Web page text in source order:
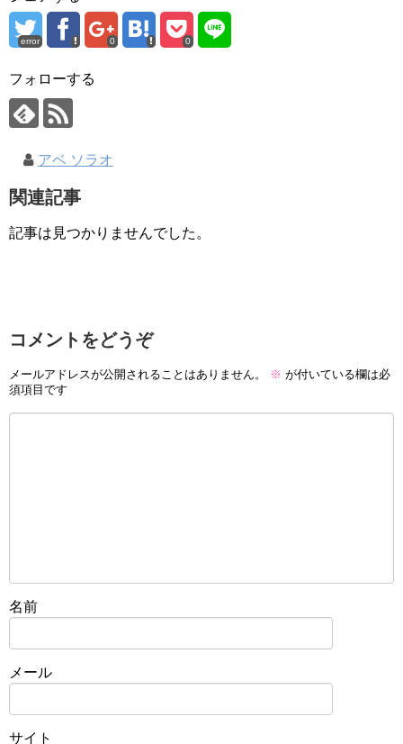
error 0 0
フォローする
アベ ソラオ
関連記事
記事は見つかりませんでした。
コメントをどうぞ
メールアドレスが公開されることはありません。 ※ が付いている欄は必
須項目です
名前
メール
サイト